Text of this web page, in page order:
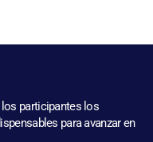
participantes los
para avanzar en